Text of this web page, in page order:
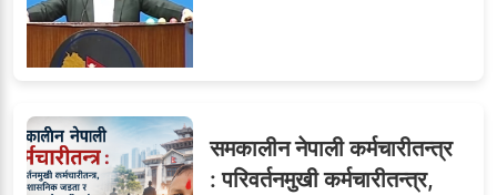
समकालीन नेपाली कर्मचारीतन्त्र
: परिवर्तनमुखी कर्मचारीतन्त्र,